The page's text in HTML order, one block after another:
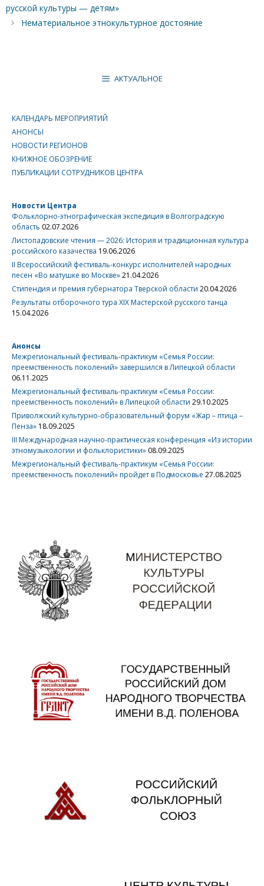
русской культуры — детям»
Нематериальное этнокультурное достояние
АКТУАЛЬНОЕ
КАЛЕНДАРЬ МЕРОПРИЯТИЙ
АНОНСЫ
НОВОСТИ РЕГИОНОВ
КНИЖНОЕ ОБОЗРЕНИЕ
ПУБЛИКАЦИИ СОТРУДНИКОВ ЦЕНТРА
Новости Центра
Фольклорно-этнографическая экспедиция в Волгоградскую
область 02.07.2026
Листопадовские чтения — 2026: История и традиционная культура
российского казачества 19.06.2026
II Всероссийский фестиваль-конкурс исполнителей народных
песен «Во матушке во Москве»21.04.2026
Стипендия и премия губернатора Тверской области 20.04.2026
Результаты отборочного тура XIX Мастерской русского танца
15.04.2026
Анонсы
Межрегиональный фестиваль-практикум «Семья России:
преемственность поколений» завершился в Липецкой области
06.11.2025
Межрегиональный фестиваль-практикум «Семья России:
преемственность поколений» в Липецкой области 29.10.2025
Приволжский культурно-образовательный форум «Жар – птица –
Пенза» 18.09.2025
III Международная научно-практическая конференция «Из истории
этномузыкологии и фольклористики» 08.09.2025
Межрегиональный фестиваль-практикум «Семья России:
преемственность поколений» пройдет в Подмосковье 27.08.2025